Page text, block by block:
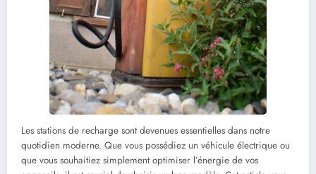
Les stations de recharge sont devenues essentielles dans notre
quotidien moderne. Que vous possédiez un véhicule électrique ou
que vous souhaitiez simplement optimiser l’énergie de vos